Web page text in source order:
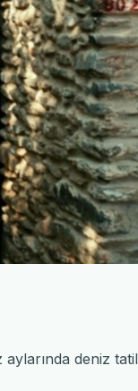
aylarında deniz